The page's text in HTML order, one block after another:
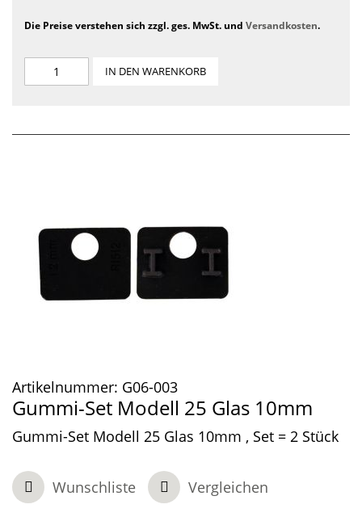
Die Preise verstehen sich zzgl. ges. MwSt. und Versandkosten.
IN DEN WARENKORB
Artikelnummer: G06-003
Gummi-Set Modell 25 Glas 10mm
Gummi-Set Modell 25 Glas 10mm , Set = 2 Stück
Wunschliste Vergleichen